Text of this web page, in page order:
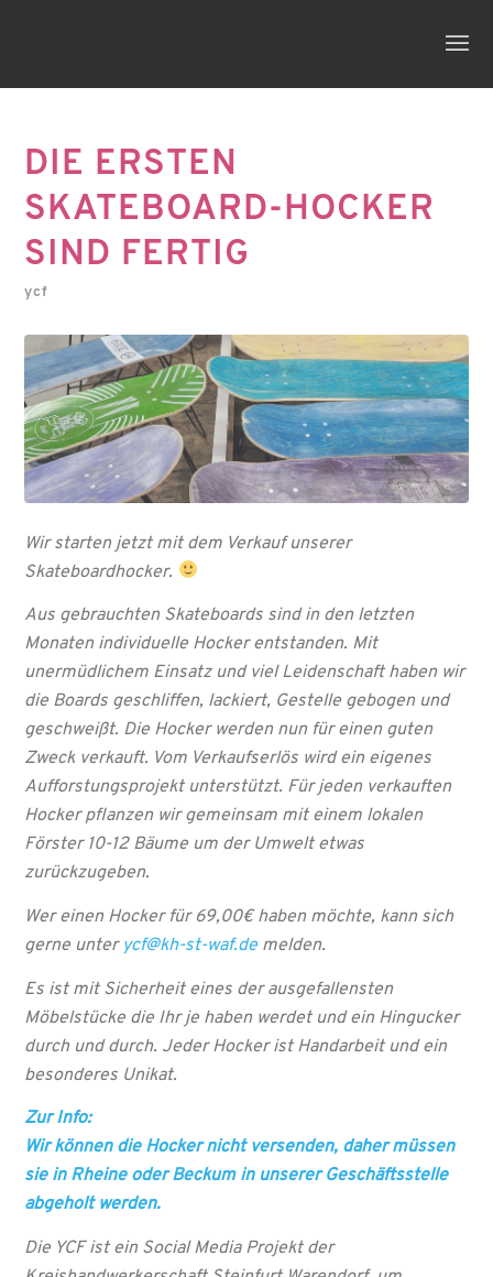
DIE ERSTEN
SKATEBOARD-HOCKER
SIND FERTIG
ycf
Wir starten jetzt mit dem Verkauf unserer
Skateboardhocker.
Aus gebrauchten Skateboards sind in den letzten
Monaten individuelle Hocker entstanden. Mit
unermüdlichem Einsatz und viel Leidenschaft haben wir
die Boards geschliffen, lackiert, Gestelle gebogen und
geschweißt. Die Hocker werden nun für einen guten
Zweck verkauft. Vom Verkaufserlös wird ein eigenes
Aufforstungsprojekt unterstützt. Für jeden verkauften
Hocker pflanzen wir gemeinsam mit einem lokalen
Förster 10-12 Bäume um der Umwelt etwas
zurückzugeben.
Wer einen Hocker für 69,00€ haben möchte, kann sich
gerne unter ycf@kh-st-waf.demelden.
Es ist mit Sicherheit eines der ausgefallensten
Möbelstücke die Ihr je haben werdet und ein Hingucker
durch und durch. Jeder Hocker ist Handarbeit und ein
besonderes Unikat.
Zur Info:
Wir können die Hocker nicht versenden, daher müssen
sie in Rheine oder Beckum in unserer Geschäftsstelle
abgeholt werden.
Die YCF ist ein Social Media Projekt der